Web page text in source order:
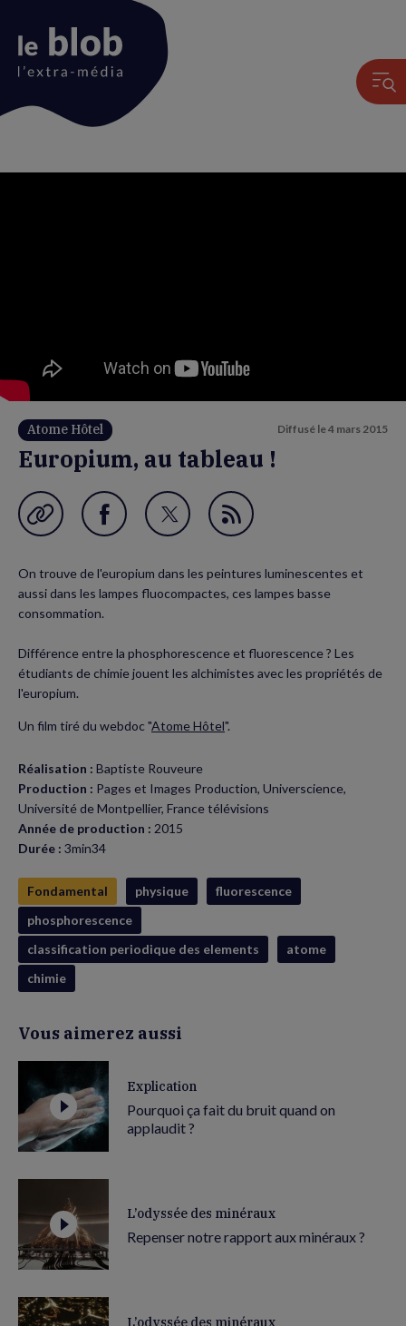
Atome Hôtel Diffusé le4 mars 2015
Europium, au tableau !
Garder en favori
Partager
Facebook
Partager
Twitter
Flux
On trouve de l'europium dans les peintures luminescentes et
aussi dans les lampes fluocompactes, ces lampes basse
consommation.
Différence entre la phosphorescence et fluorescence ? Les
étudiants de chimie jouent les alchimistes avec les propriétés de
l'europium.
Un film tiré du webdoc "Atome Hôtel".
Réalisation : Baptiste Rouveure
Production : Pages et Images Production, Universcience,
Université de Montpellier, France télévisions
Année de production : 2015
Durée : 3min34
Fondamental physique
fluorescence
phosphorescence
classification periodique des elements
atome
chimie
Vous aimerez aussi
Explication
Pourquoi ça fait du bruit quand on
applaudit ?
L’odyssée des minéraux
Repenser notre rapport aux minéraux ?
L’odyssée des minéraux